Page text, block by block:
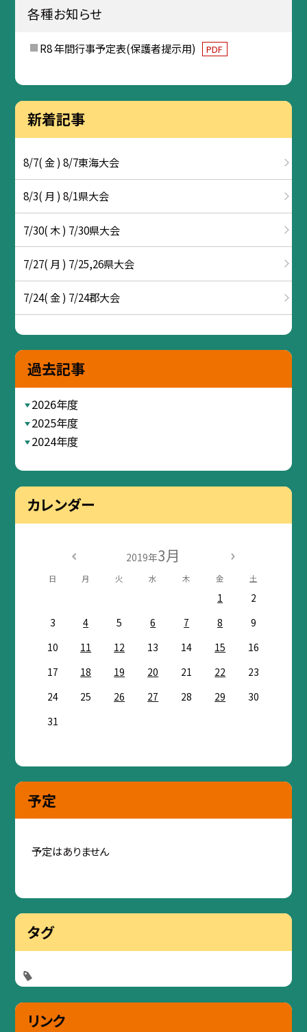
各種お知らせ
R8 年間行事予定表(保護者提示用) PDF
新着記事
8/7( 金 ) 8/7東海大会
8/3( 月 ) 8/1県大会
7/30( 木 ) 7/30県大会
7/27( 月 ) 7/25,26県大会
7/24( 金 ) 7/24郡大会
過去記事
2026年度
2025年度
2024年度
カレンダー
2019年3月
日 月 火 水 木 金 土
1
2
3
4 5 6 7 8
9
10
11 12 13 14 15
16
17
18 19 20 21 22
23
24
25 26 27 28 29
30
31
予定
予定はありません
タグ
リンク